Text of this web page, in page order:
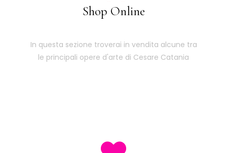
Shop Online
In questa sezione troverai in vendita alcune tra
le principali opere d'arte di Cesare Catania